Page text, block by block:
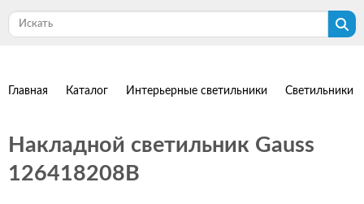
Главная Каталог Интерьерные светильники Светильники
Накладной светильник Gauss
126418208B